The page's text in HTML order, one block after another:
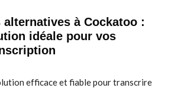
à Cockatoo :
idéale pour vos
efficace et fiable pour transcrire